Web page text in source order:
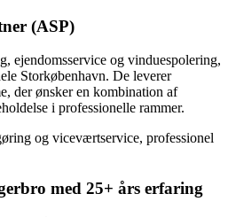
(ASP)
ejendomsservice og vinduespolering,
Storkøbenhavn. De leverer
der ønsker en kombination af
i professionelle rammer.
og viceværtservice, professionel
med 25+ års erfaring